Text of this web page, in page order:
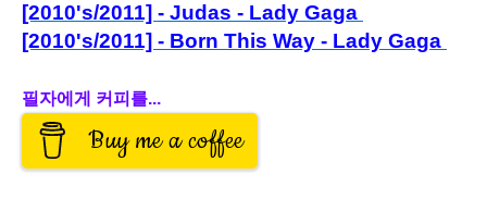
[2010's/2011] - Judas - Lady Gaga
[2010's/2011] - Born This Way - Lady Gaga
필자에게 커피를...
Buy me a coffee